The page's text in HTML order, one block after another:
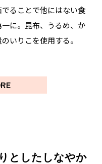
ることで他にはない食
に。昆布、うるめ、か
いりこを使用する。
としたしなやか